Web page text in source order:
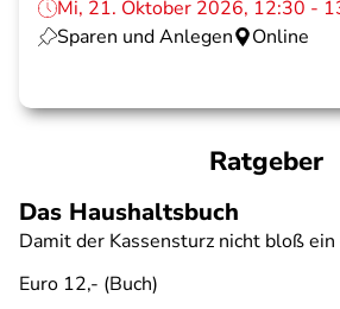
Mi, 21. Oktober 2026, 12:30 -
Sparen und Anlegen
Online
Ratgeber
Das Haushaltsbuch
Damit der Kassensturz nicht bloß
Euro 12,- (Buch)